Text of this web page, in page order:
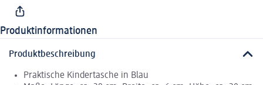
Produktinformationen
Produktbeschreibung
Praktische Kindertasche in Blau